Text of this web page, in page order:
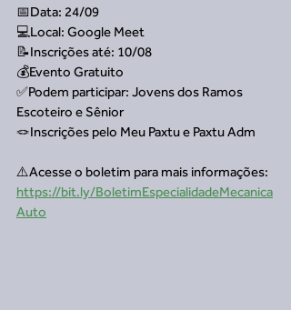
📅Data: 24/09
💻Local: Google Meet
📝Inscrições até: 10/08
💰Evento Gratuito
✅Podem participar: Jovens dos Ramos
Escoteiro e Sênior
🪢Inscrições pelo Meu Paxtu e Paxtu Adm
⚠️Acesse o boletim para mais informações:
https://bit.ly/BoletimEspecialidadeMecanica
Auto